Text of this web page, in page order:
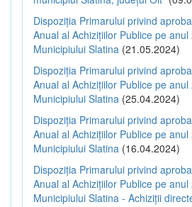
Dispoziția Primarului privind
Anual al Achizițiilor Publice pe
Municipiului Slatina (21.05.2024)
Dispoziția Primarului privind
Anual al Achizițiilor Publice pe
Municipiului Slatina (25.04.2024)
Dispoziția Primarului privind
Anual al Achizițiilor Publice pe
Municipiului Slatina (16.04.2024)
Dispoziția Primarului privind
Anual al Achizițiilor Publice pe
Municipiului Slatina - Achiziții